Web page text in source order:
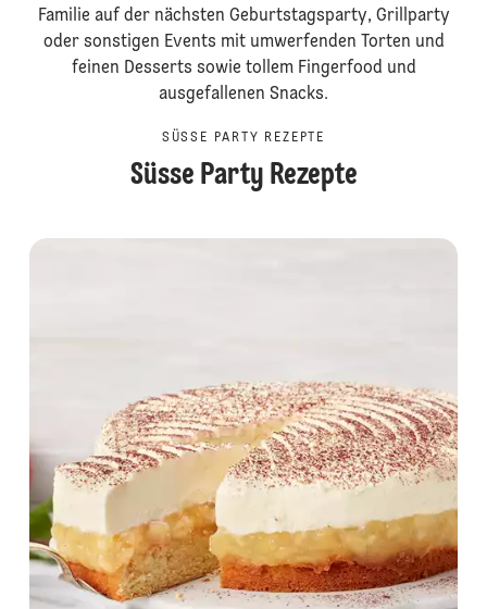
Familie auf der nächsten Geburtstagsparty, Grillparty
oder sonstigen Events mit umwerfenden Torten und
feinen Desserts sowie tollem Fingerfood und
ausgefallenen Snacks.
SÜSSE PARTY REZEPTE
Süsse Party Rezepte